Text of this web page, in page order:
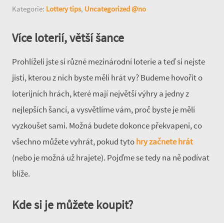
Kategorie: Lottery tips, Uncategorized @no
Více loterií, větší šance
Prohlíželi jste si různé mezinárodní loterie a teď si nejste
jisti, kterou z nich byste měli hrát vy? Budeme hovořit o
loterijních hrách, které mají největší výhry a jedny z
nejlepších šancí, a vysvětlíme vám, proč byste je měli
vyzkoušet sami. Možná budete dokonce překvapeni, co
všechno můžete vyhrát, pokud tytohry začnete hrát
(nebo je možná už hrajete). Pojďme se tedy na ně podívat
blíže.
Kde si je můžete koupit?